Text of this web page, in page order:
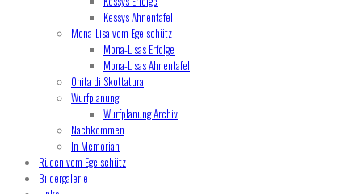
Kessys Ahnentafel
Mona-Lisa vom Egelschütz
Mona-Lisas Erfolge
Mona-Lisas Ahnentafel
Onita di Skottatura
Wurfplanung
Wurfplanung Archiv
Nachkommen
In Memorian
Rüden vom Egelschütz
Bildergalerie